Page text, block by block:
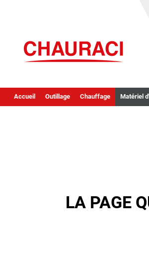
Accueil Outillage Chauffage Matériel
LA PAGE